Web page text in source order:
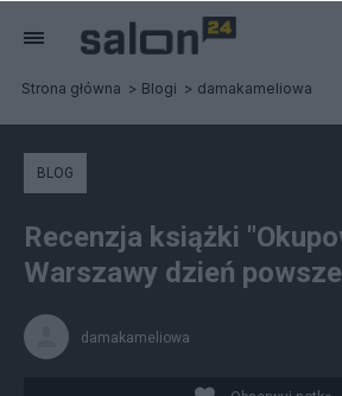
Strona główna Blogi damakameliowa
BLOG
Recenzja książki
Warszawy dzień
damakameliowa